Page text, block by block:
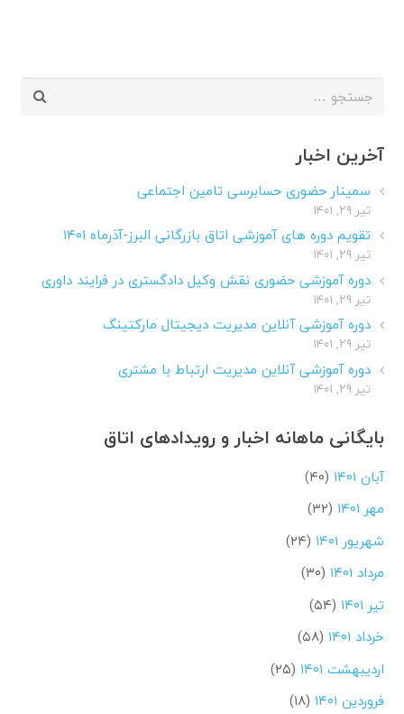
جستجو
آخرین اخبار
سمینار حضوری حسابرسی تامین اجتماعی
تیر ۲۹, ۱۴۰۱
تقویم دوره های آموزشی اتاق بازرگانی البرز-آذرماه ۱۴۰۱
تیر ۲۹, ۱۴۰۱
دوره آموزشی حضوری نقش وکیل دادگستری در فرایند داوری
تیر ۲۹, ۱۴۰۱
دوره آموزشی آنلاین مدیریت دیجیتال مارکتینگ
تیر ۲۹, ۱۴۰۱
دوره آموزشی آنلاین مدیریت ارتباط با مشتری
تیر ۲۹, ۱۴۰۱
بایگانی ماهانه اخبار و رویدادهای اتاق
آبان ۱۴۰۱
(۴۰)
مهر ۱۴۰۱
(۳۲)
شهریور ۱۴۰۱
(۲۴)
مرداد ۱۴۰۱
(۳۰)
تیر ۱۴۰۱
(۵۴)
خرداد ۱۴۰۱
(۵۸)
اردیبهشت ۱۴۰۱
(۲۵)
فروردین ۱۴۰۱
(۱۸)